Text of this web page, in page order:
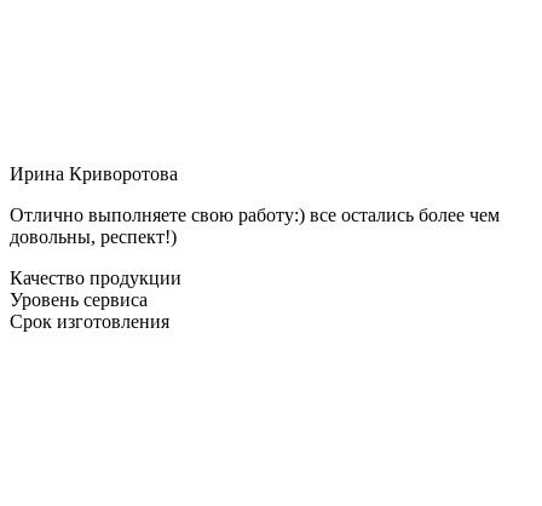
Ирина Криворотова
Отлично выполняете свою работу:) все остались более чем
довольны, респект!)
Качество продукции
Уровень сервиса
Срок изготовления